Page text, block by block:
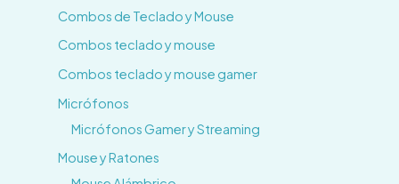
Combos de Teclado y Mouse
Combos teclado y mouse
Combos teclado y mouse gamer
Micrófonos
Micrófonos Gamer y Streaming
Mouse y Ratones